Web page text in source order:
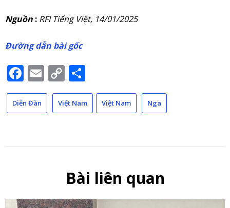
Nguồn : RFI Tiếng Việt, 14/01/2025
Đường dẫn bài gốc
Facebook
Email
Copy
Link
Diễn Đàn Việt Nam Việt Nam Nga
Bài liên quan